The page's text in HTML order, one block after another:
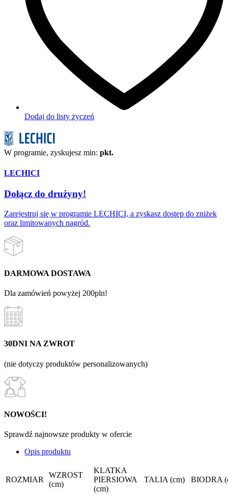
Dodaj do listy życzeń
W programie, zyskujesz min: pkt.
LECHICI
Dołącz do drużyny!
Zarejestruj się w programie LECHICI, a zyskasz dostęp do zniżek
oraz limitowanych nagród.
DARMOWA DOSTAWA
Dla zamówień powyżej 200pln!
30DNI NA ZWROT
(nie dotyczy produktów personalizowanych)
NOWOŚCI!
Sprawdź najnowsze produkty w ofercie
Opis produktu
ROZMIAR
WZROST
(cm)
KLATKA
PIERSIOWA
(cm)
TALIA (cm) BIODRA